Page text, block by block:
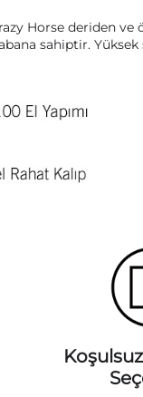
Horse deriden
sahiptir. Yüksek